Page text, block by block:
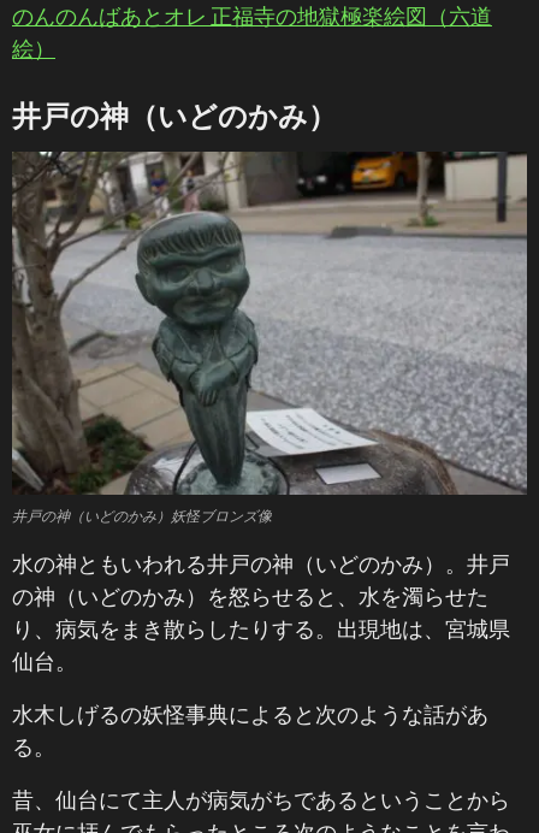
のんのんばあとオレ 正福寺の地獄極楽絵図（六道
絵）
井戸の神（いどのかみ）
井戸の神（いどのかみ）妖怪ブロンズ像
水の神ともいわれる井戸の神（いどのかみ）。井戸
の神（いどのかみ）を怒らせると、水を濁らせた
り、病気をまき散らしたりする。出現地は、宮城県
仙台。
水木しげるの妖怪事典によると次のような話があ
る。
昔、仙台にて主人が病気がちであるということから